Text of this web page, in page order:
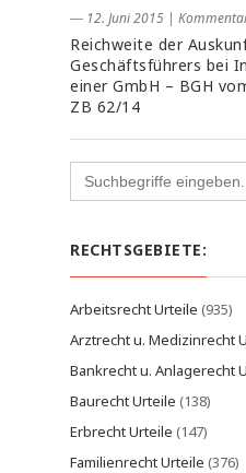
― 12. Juni 2015 |
Reichweite der
Geschäftsführers bei
einer GmbH – BGH
ZB 62/14
Search
for:
RECHTSGEBIETE:
Arbeitsrecht Urteile (935)
Arztrecht u. Medizinrecht
Bankrecht u. Anlagerecht
Baurecht Urteile (138)
Erbrecht Urteile (147)
Familienrecht Urteile (376)